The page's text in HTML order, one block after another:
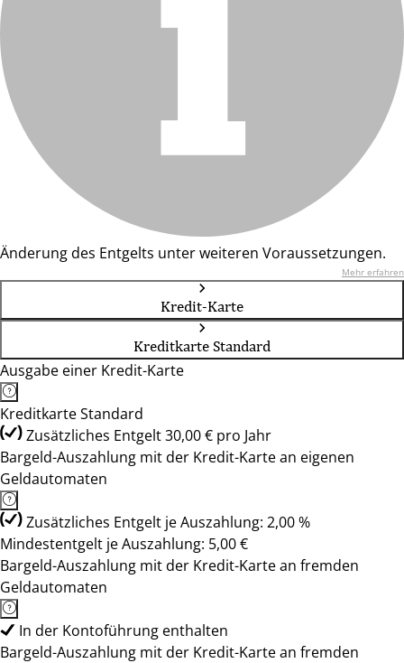
Änderung des Entgelts unter weiteren Voraussetzungen.
Mehr erfahren
Kredit-Karte
Kreditkarte Standard
Ausgabe einer Kredit-Karte
Kreditkarte Standard
Zusätzliches Entgelt 30,00 € pro Jahr
Bargeld-Auszahlung mit der Kredit-Karte an eigenen
Geldautomaten
Zusätzliches Entgelt je Auszahlung: 2,00 %
Mindestentgelt je Auszahlung: 5,00 €
Bargeld-Auszahlung mit der Kredit-Karte an fremden
Geldautomaten
In der Kontoführung enthalten
Bargeld-Auszahlung mit der Kredit-Karte an fremden